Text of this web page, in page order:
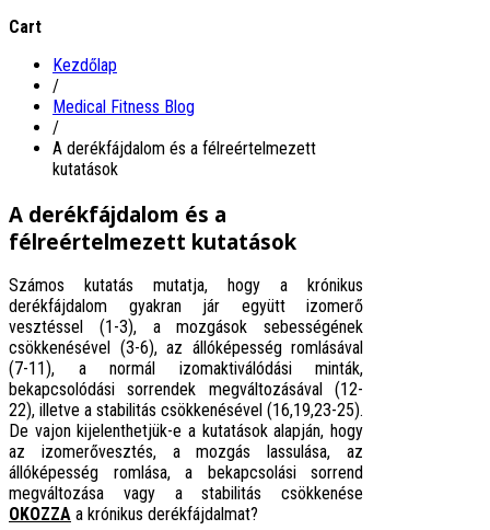
Cart
Kezdőlap
/
Medical Fitness Blog
/
A derékfájdalom és a félreértelmezett
kutatások
A derékfájdalom és a
félreértelmezett kutatások
Számos kutatás mutatja, hogy a krónikus
derékfájdalom gyakran jár együtt izomerő
vesztéssel (1-3), a mozgások sebességének
csökkenésével (3-6), az állóképesség romlásával
(7-11), a normál izomaktiválódási minták,
bekapcsolódási sorrendek megváltozásával (12-
22), illetve a stabilitás csökkenésével (16,19,23-25).
De vajon kijelenthetjük-e a kutatások alapján, hogy
az izomerővesztés, a mozgás lassulása, az
állóképesség romlása, a bekapcsolási sorrend
megváltozása vagy a stabilitás csökkenése
OKOZZA a krónikus derékfájdalmat?